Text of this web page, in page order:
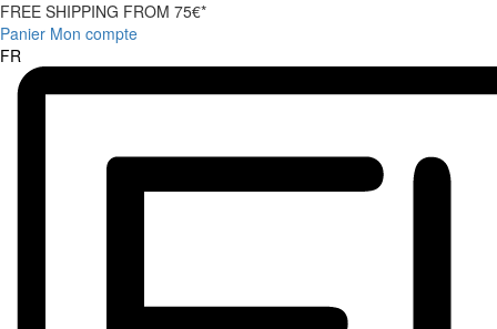
FREE SHIPPING FROM 75€*
Panier Mon compte
FR